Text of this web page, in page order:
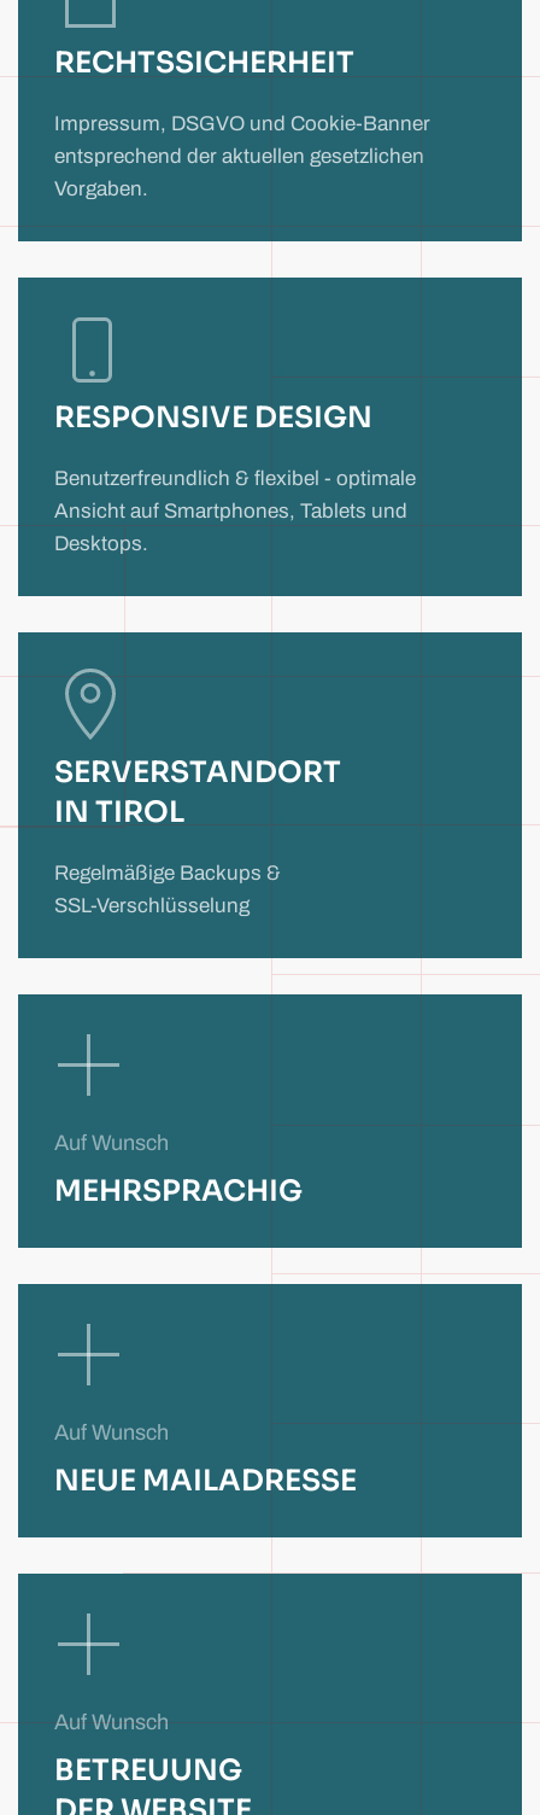
RECHTSSICHERHEIT
Impressum, DSGVO und Cookie-Banner
entsprechend der aktuellen gesetzlichen
Vorgaben.
RESPONSIVE DESIGN
Benutzerfreundlich & flexibel - optimale
Ansicht auf Smartphones, Tablets und
Desktops.
SERVERSTANDORT
IN TIROL
Regelmäßige Backups &
SSL-Verschlüsselung
Auf Wunsch
MEHRSPRACHIG
Auf Wunsch
NEUE MAILADRESSE
Auf Wunsch
BETREUUNG